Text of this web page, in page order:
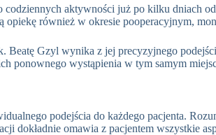
aktywności już po kilku dniach
również w okresie pooperacyjnym,
Beatę Gzyl wynika z jej precyzyjnego
ponownego wystąpienia w tym samym
podejścia do każdego pacjenta.
dokładnie omawia z pacjentem wszystkie